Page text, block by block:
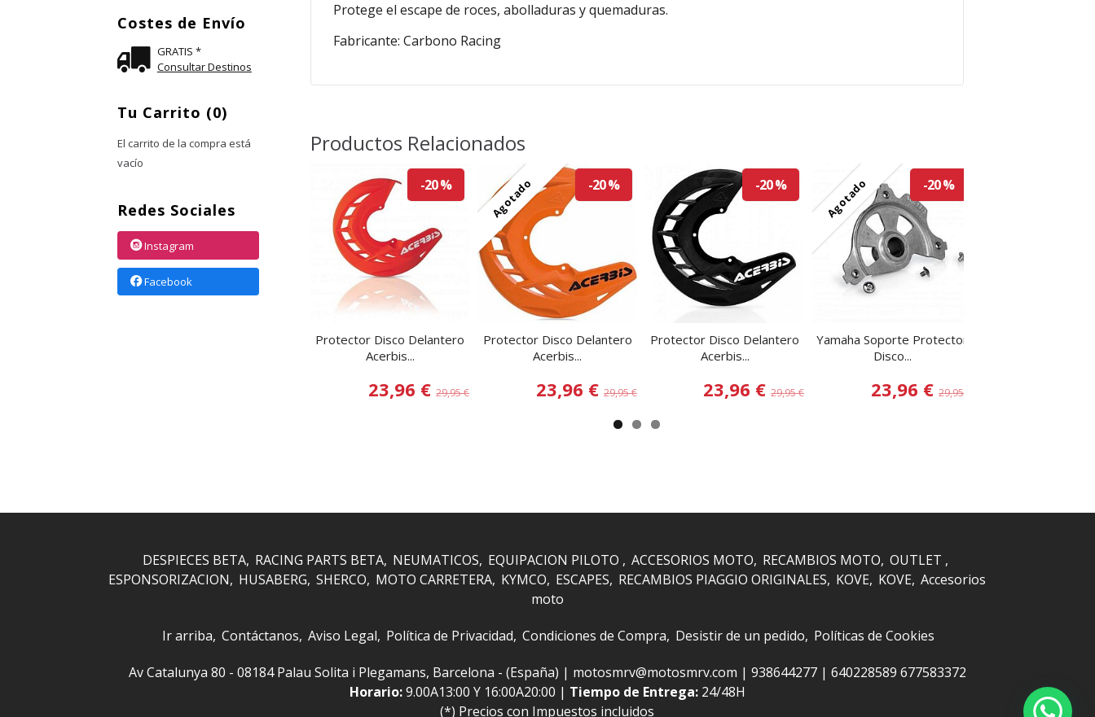
Costes de Envío
GRATIS *
Consultar Destinos
Tu Carrito (0)
El carrito de la compra está
vacío
Redes Sociales
Instagram
Facebook
Protege el escape de roces, abolladuras y quemaduras.
Fabricante: Carbono Racing
Productos Relacionados
-20 %
Protector Disco Delantero
Acerbis...
23,96 €29,95 €
Agotado -20 %
Protector Disco Delantero
Acerbis...
23,96 € 29,95 €
-20 %
Protector Disco Delantero
Acerbis...
23,96 €29,95 €
Agotado -20 %
Yamaha Soporte Protector
Disco...
23,96 € 29,95 €
DESPIECES BETA RACING PARTS BETA NEUMATICOS EQUIPACION PILOTO ACCESORIOS MOTO RECAMBIOS MOTO OUTLET
ESPONSORIZACION
HUSABERG SHERCO MOTO CARRETERA KYMCO ESCAPES RECAMBIOS PIAGGIO ORIGINALES KOVE KOVE Accesorios
moto
Ir arriba Contáctanos Aviso Legal Política de Privacidad Condiciones de Compra Desistir de un pedido Políticas de Cookies
Av Catalunya 80 - 08184 Palau Solita i Plegamans, Barcelona - (España) | motosmrv@motosmrv.com | 938644277| 640228589 677583372
Horario:9.00A13:00 Y 16:00A20:00 | Tiempo de Entrega: 24/48H
(*) Precios con Impuestos incluidos